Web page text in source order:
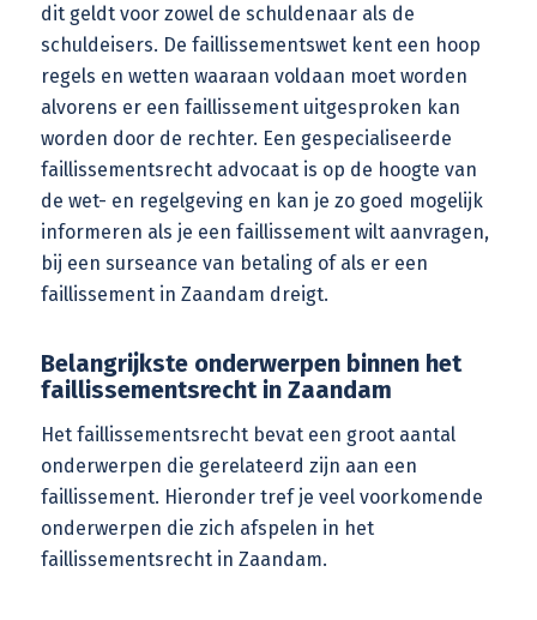
dit geldt voor zowel de schuldenaar als de
schuldeisers. De faillissementswetkent een hoop
regels en wetten waaraan voldaan moet worden
alvorens er een faillissement uitgesproken kan
worden door de rechter. Een gespecialiseerde
faillissementsrecht advocaatis op de hoogte van
de wet- en regelgeving en kan je zo goed mogelijk
informeren als je een faillissement wilt aanvragen,
bij een surseance van betaling of als er een
faillissement in Zaandam dreigt.
Belangrijkste onderwerpen binnen het
faillissementsrecht in Zaandam
Het faillissementsrecht bevat een groot aantal
onderwerpen die gerelateerd zijn aan een
faillissement. Hieronder tref je veel voorkomende
onderwerpen die zich afspelen in het
faillissementsrecht in Zaandam.